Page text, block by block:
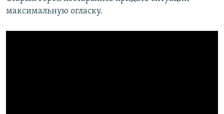
максимальную огласку.